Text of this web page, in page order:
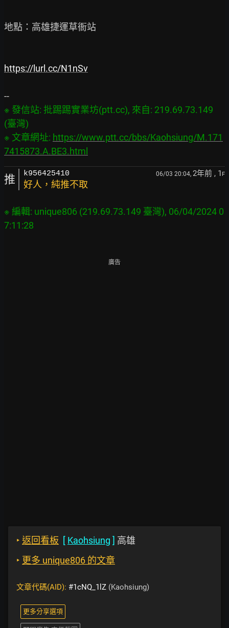
地點：高雄捷運草衙站
https://lurl.cc/N1nSv
※ 發信站: 批踢踢實業坊(ptt.cc), 來自: 219.69.73.149
(臺灣)
※ 文章網址: https://www.ptt.cc/bbs/Kaohsiung/M.171
7415873.A.BE3.html
推 k956425410 06/03 20:04, 2年前 , 1 F
好人，純推不取
※ 編輯: unique806 (219.69.73.149 臺灣), 06/04/2024 0
廣告
‣ 返回看板 [ Kaohsiung ] 高雄
‣ 更多 unique806 的文章
文章代碼(AID): #1cNQ_1lZ (Kaohsiung)
更多分享選項